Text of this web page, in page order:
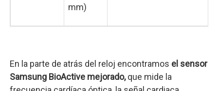
mm)
En la parte de atrás del reloj encontramos el sensor
Samsung BioActive mejorado,que mide la